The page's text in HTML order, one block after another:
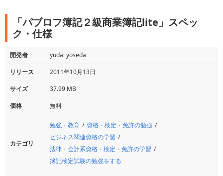
「パブロフ簿記２級商業簿記lite」スペッ
ク・仕様
開発者
yudai yoseda
リリース
2011年10月13日
サイズ
37.99 MB
価格
無料
カテゴリ
勉強・教育
資格・検定・免許の勉強
ビジネス関連資格の学習
法律・会計系資格・検定・免許の学習
簿記検定試験の勉強をする